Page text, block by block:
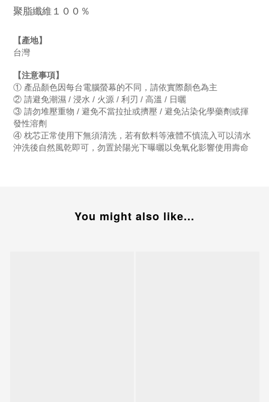
聚脂纖維１００％
【產地】
台灣
【注意事項】
① 產品顏色因每台電腦螢幕的不同，請依實際顏色為主
② 請避免潮濕 / 浸水 / 火源 / 利刃 / 高溫 / 日曬
③ 請勿堆壓重物 / 避免不當拉扯或擠壓 / 避免沾染化學藥劑或揮
發性溶劑
④ 枕芯正常使用下無須清洗，若有飲料等液體不慎流入可以清水
沖洗後自然風乾即可，勿置於陽光下曝曬以免氧化影響使用壽命
You might also like...